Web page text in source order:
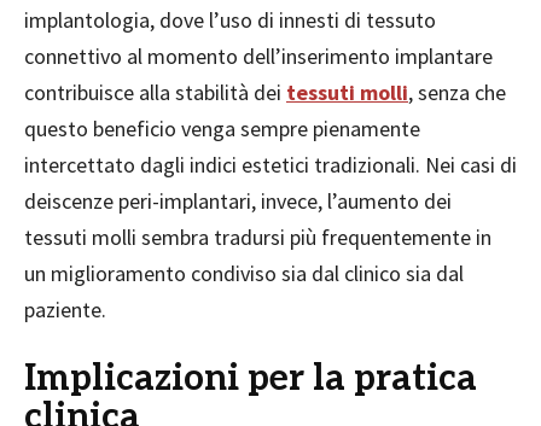
implantologia, dove l’uso di innesti di tessuto
connettivo al momento dell’inserimento implantare
contribuisce alla stabilità dei tessuti molli, senza che
questo beneficio venga sempre pienamente
intercettato dagli indici estetici tradizionali. Nei casi di
deiscenze peri-implantari, invece, l’aumento dei
tessuti molli sembra tradursi più frequentemente in
un miglioramento condiviso sia dal clinico sia dal
paziente.
Implicazioni per la pratica